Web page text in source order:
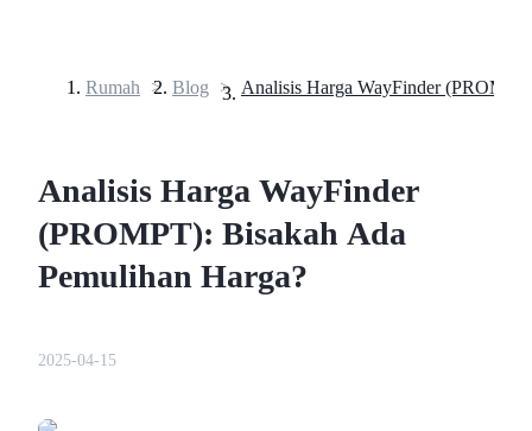
USDT Berjangka
Rumah > Blog >
Analisis Harga WayFinder
(PROMPT): Bisakah Ada
Pemulihan Harga?
2025-04-15